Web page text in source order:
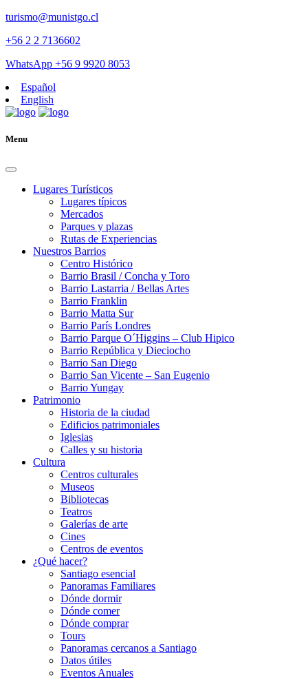
turismo@munistgo.cl
+56 2 2 7136602
WhatsApp +56 9 9920 8053
Español
English
Menu
Lugares Turísticos
Lugares tí­picos
Mercados
Parques y plazas
Rutas de Experiencias
Nuestros Barrios
Centro Histórico
Barrio Brasil / Concha y Toro
Barrio Lastarria / Bellas Artes
Barrio Franklin
Barrio Matta Sur
Barrio Parí­s Londres
Barrio Parque O´Higgins – Club Hipico
Barrio República y Dieciocho
Barrio San Diego
Barrio San Vicente – San Eugenio
Barrio Yungay
Patrimonio
Historia de la ciudad
Edificios patrimoniales
Iglesias
Calles y su historia
Cultura
Centros culturales
Museos
Bibliotecas
Teatros
Galerí­as de arte
Cines
Centros de eventos
¿Qué hacer?
Santiago esencial
Panoramas Familiares
Dónde dormir
Dónde comer
Dónde comprar
Tours
Panoramas cercanos a Santiago
Datos útiles
Eventos Anuales